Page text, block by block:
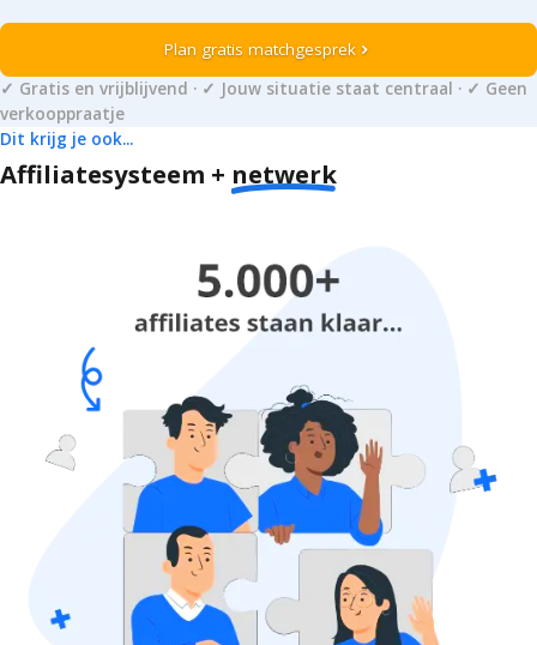
Plan gratis matchgesprekchevron_right
✓ Gratis en vrijblijvend · ✓ Jouw situatie staat centraal · ✓ Geen
verkooppraatje
Dit krijg je ook...
Affiliatesysteem + netwerk